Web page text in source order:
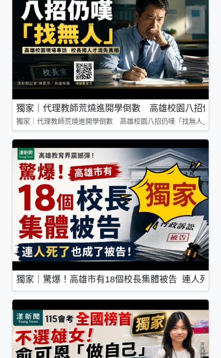
獨家｜代理教師荒燒進開學倒數 高雄校園八招仍
獨家｜代理教師荒燒進開學倒數 高雄校園八招仍嘆「找無人」
獨家｜驚爆！高雄市有18個校長集體被告 連人死了